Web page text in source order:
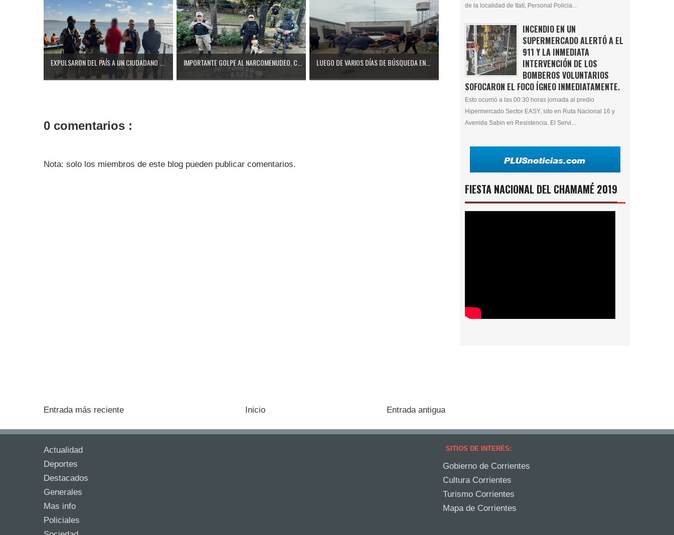
EXPULSARON DEL PAÍS A UN CIUDADANO ... IMPORTANTE GOLPE AL NARCOMENUDEO, C... LUEGO DE VARIOS DÍAS DE BÚSQUEDA EN...
0 comentarios :
Nota: solo los miembros de este blog pueden publicar comentarios.
Entrada más reciente Entrada antigua
Inicio
de la localidad de Itatí, Personal Policia...
INCENDIO EN UN
SUPERMERCADO ALERTÓ A EL
911 Y LA INMEDIATA
INTERVENCIÓN DE LOS
BOMBEROS VOLUNTARIOS
SOFOCARON EL FOCO ÍGNEO INMEDIATAMENTE.
Esto ocurrió a las 00:30 horas jornada al predio
Hipermercado Sector EASY, sito en Ruta Nacional 16 y
Avenida Sabin en Resistencia. El Servi...
FIESTA NACIONAL DEL CHAMAMÉ 2019
Actualidad
Deportes
Destacados
Generales
Mas info
Policiales
SITIOS DE INTERÉS:
Gobierno de Corrientes
Cultura Corrientes
Turismo Corrientes
Mapa de Corrientes